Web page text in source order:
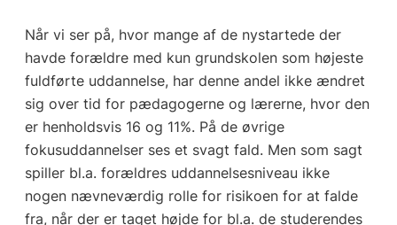
Når vi ser på, hvor mange af de nystartede der
havde forældre med kun grundskolen som højeste
fuldførte uddannelse, har denne andel ikke ændret
sig over tid for pædagogerne og lærerne, hvor den
er henholdsvis 16 og 11%. På de øvrige
fokusuddannelser ses et svagt fald. Men som sagt
spiller bl.a. forældres uddannelsesniveau ikke
nogen nævneværdig rolle for risikoen for at falde
fra, når der er taget højde for bl.a. de studerendes